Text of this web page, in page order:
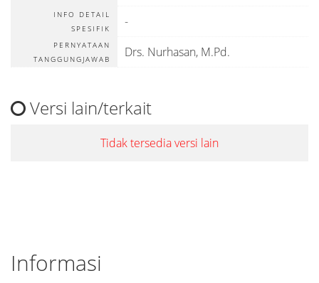
INFO DETAIL
SPESIFIK
-
PERNYATAAN
TANGGUNGJAWAB
Drs. Nurhasan, M.Pd.
Versi lain/terkait
Tidak tersedia versi lain
Informasi